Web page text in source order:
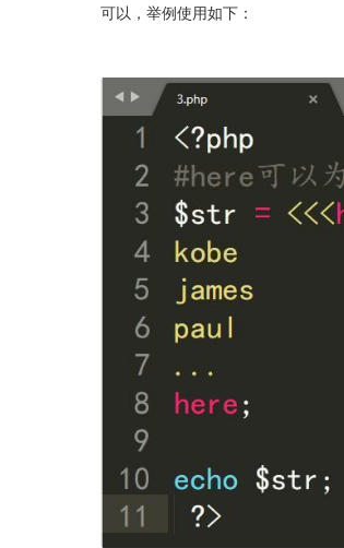
可以，举例使用如下：